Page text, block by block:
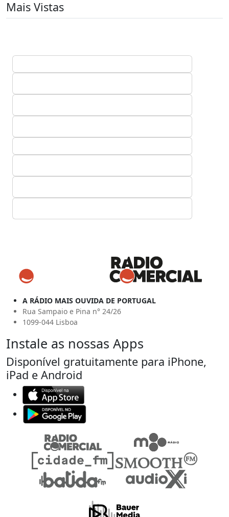
Mais Vistas
A RÁDIO MAIS OUVIDA DE PORTUGAL
Rua Sampaio e Pina n° 24/26
1099-044 Lisboa
Instale as nossas Apps
Disponível gratuitamente para iPhone,
iPad e Android